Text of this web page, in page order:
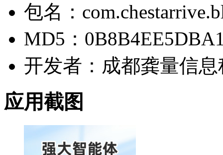
包名：
MD5：
开发者：成都龚量信
应用截图